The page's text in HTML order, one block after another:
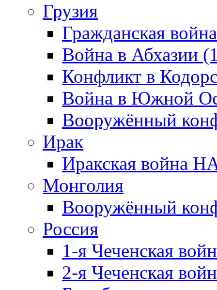
Грузия
Гражданская
Война в Абхазии
Конфликт в
Война в Южной
Вооружённый
Ирак
Иракская война
Монголия
Вооружённый
Россия
1-я Чеченская
2-я Чеченская